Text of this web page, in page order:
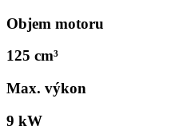
Objem motoru
125 cm³
Max. výkon
9 kW